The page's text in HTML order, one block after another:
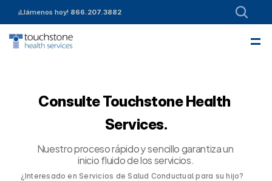
¡Llámenos hoy! 866.207.3882
—
Consulte Touchstone Health
Services.
Nuestro proceso rápido y sencillo garantiza un
inicio fluido de los servicios.
¿Interesado en Servicios de Salud Conductual para su hijo?